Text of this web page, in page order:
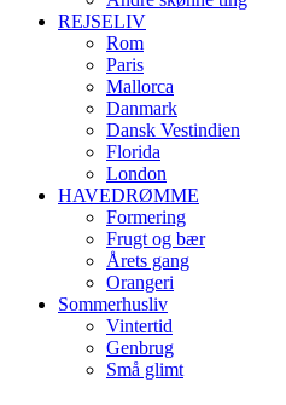
REJSELIV
Rom
Paris
Mallorca
Danmark
Dansk Vestindien
Florida
London
HAVEDRØMME
Formering
Frugt og bær
Årets gang
Orangeri
Sommerhusliv
Vintertid
Genbrug
Små glimt